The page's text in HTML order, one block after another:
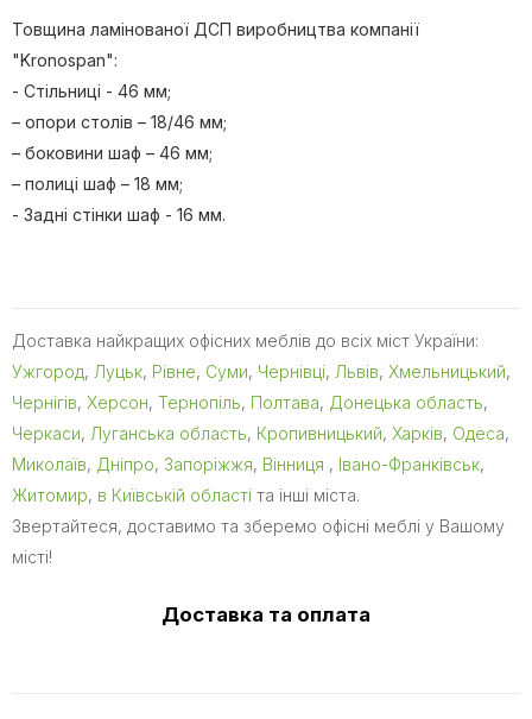
Товщина ламінованої ДСП виробництва компанії
"Kronospan":
- Стільниці - 46 мм;
– опори столів – 18/46 мм;
– боковини шаф – 46 мм;
– полиці шаф – 18 мм;
- Задні стінки шаф - 16 мм.
Доставка найкращих офісних меблів до всіх міст України:
Ужгород, Луцьк, Рівне, Суми, Чернівці, Львів, Хмельницький,
Чернігів, Херсон, Тернопіль, Полтава, Донецька область,
Черкаси, Луганська область, Кропивницький, Харків, Одеса,
Миколаїв, Дніпро, Запоріжжя, Вінниця , Івано-Франківськ,
Житомир, в Київській області та інші міста.
Звертайтеся, доставимо та зберемо офісні меблі у Вашому
місті!
Доставка та оплата